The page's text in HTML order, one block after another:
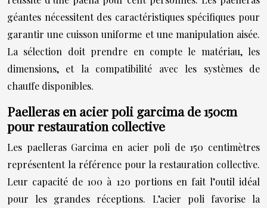
géantes nécessitent des caractéristiques spécifiques pour
garantir une cuisson uniforme et une manipulation aisée.
La sélection doit prendre en compte le matériau, les
dimensions, et la compatibilité avec les systèmes de
chauffe disponibles.
Paelleras en acier poli garcima de 150cm
pour restauration collective
Les paelleras Garcima en acier poli de 150 centimètres
représentent la référence pour la restauration collective.
Leur capacité de 100 à 120 portions en fait l’outil idéal
pour les grandes réceptions. L’acier poli favorise la